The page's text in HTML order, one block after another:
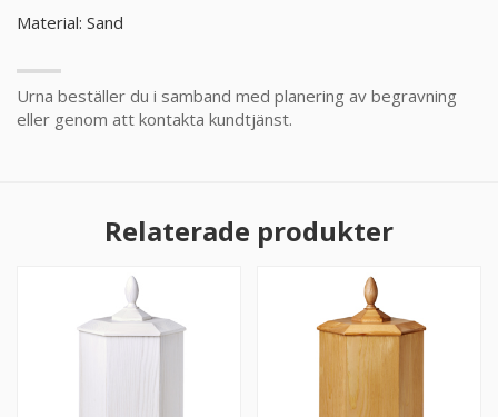
GÄST
OM FUNERA
KONTAKTA OSS
010-10 10 350
Material: Sand
Urna beställer du i samband med planering av begravning
eller genom att kontakta kundtjänst.
Relaterade produkter